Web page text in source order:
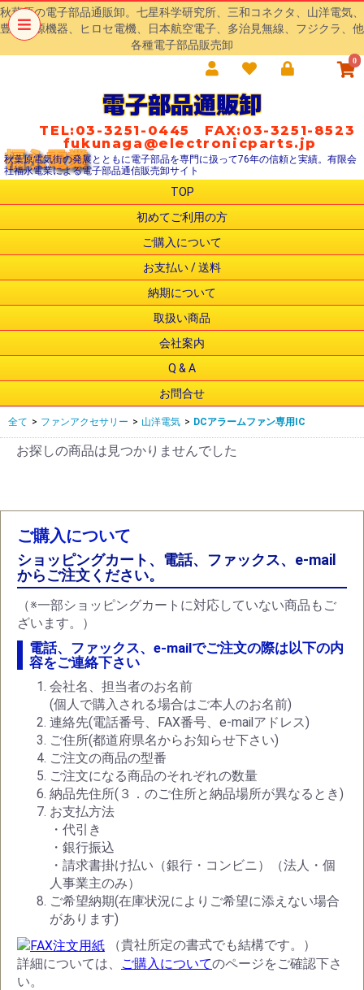
秋葉原の電子部品通販卸。七星科学研究所、三和コネクタ、山洋電気、
豊澄電源機器、ヒロセ電機、日本航空電子、多治見無線、フジクラ、他
各種電子部品販売卸
0
電子部品通販卸
TEL:03-3251-0445 FAX:03-3251-8523
fukunaga@electronicparts.jp
秋葉原電気街の発展とともに電子部品を専門に扱って76年の信頼と実績。有限会
社福永電業による電子部品通信販売卸サイト
TOP
初めてご利用の方
ご購入について
お支払い / 送料
納期について
取扱い商品
会社案内
Q & A
お問合せ
全て > ファンアクセサリー > 山洋電気 > DCアラームファン専用IC
お探しの商品は見つかりませんでした
ご購入について
ショッピングカート、電話、ファックス、e-mail
からご注文ください。
（※一部ショッピングカートに対応していない商品もご
ざいます。）
電話、ファックス、e-mailでご注文の際は以下の内
容をご連絡下さい
会社名、担当者のお名前
(個人で購入される場合はご本人のお名前)
連絡先(電話番号、FAX番号、e-mailアドレス)
ご住所(都道府県名からお知らせ下さい)
ご注文の商品の型番
ご注文になる商品のそれぞれの数量
納品先住所(３．のご住所と納品場所が異なるとき)
お支払方法
・代引き
・銀行振込
・請求書掛け払い（銀行・コンビニ）（法人・個
人事業主のみ）
ご希望納期(在庫状況によりご希望に添えない場合
があります)
（貴社所定の書式でも結構です。）
詳細については、
ご購入についてのページをご確認下さ
い。